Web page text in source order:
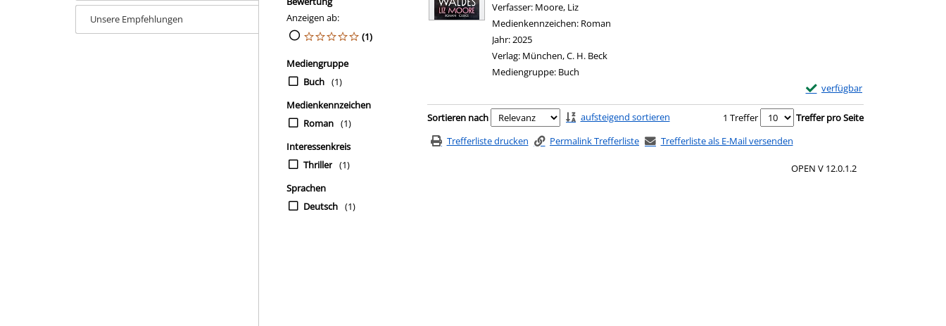
Unsere Empfehlungen
Anzeigen ab:
(1)
Mediengruppe
Buch (1)
Medienkennzeichen
Roman (1)
Interessenkreis
Thriller (1)
Sprachen
Deutsch (1)
Verfasser: Moore, Liz
Medienkennzeichen: Roman
Jahr:2025
Verlag: München, C. H. Beck
Mediengruppe: Buch
verfügbar
Exemplar-Details von Der Gott
Zu den Suchfiltern springen
Sortieren nach aufsteigend sortieren 1 Treffer
Treffer pro Seite
Trefferliste drucken
Permalink Trefferliste Trefferliste als E-Mail versenden
OPEN V 12.0.1.2